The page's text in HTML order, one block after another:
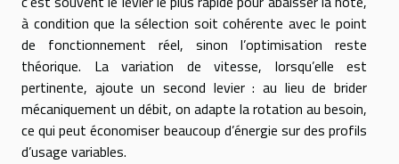
à condition que la sélection soit cohérente avec le point
de fonctionnement réel, sinon l’optimisation reste
théorique. La variation de vitesse, lorsqu’elle est
pertinente, ajoute un second levier : au lieu de brider
mécaniquement un débit, on adapte la rotation au besoin,
ce qui peut économiser beaucoup d’énergie sur des profils
d’usage variables.